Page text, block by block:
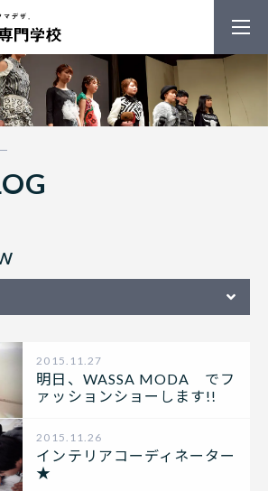
熊本デザイン
2015.11.27
明日、WASSA MODA でフ
ァッションショーします!!
2015.11.26
インテリアコーディネーター
★